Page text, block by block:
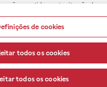
contidas neste site não
de saúde e prescrever o tratamento
consultar o site:
compromissos da Raia Drogasil
de cookies
todos os cookies
todos os cookies